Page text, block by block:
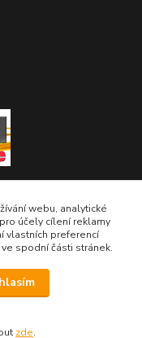
webu, analytické
účely cílení reklamy
vlastních preferencí
spodní části stránek.
zde.